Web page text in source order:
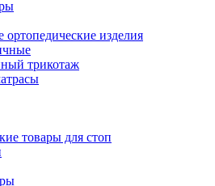
изделия
трикотаж
товары для стоп